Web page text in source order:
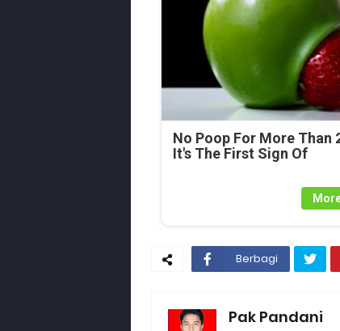
No Poop For More Than
It's The First Sign Of
Berbagi
Pak Pandani